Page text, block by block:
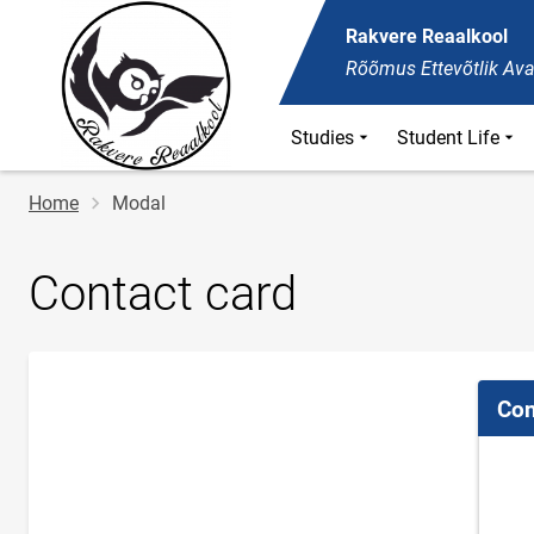
Rakvere Reaalkool
Rõõmus Ettevõtlik
Studies Student Life
Breadcrumb
Home Modal
Contact card